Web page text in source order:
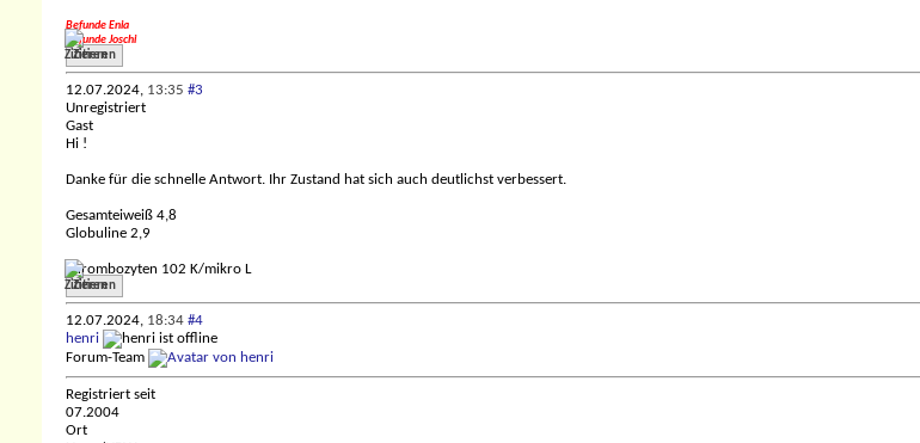
Befunde Enia
Befunde Joschi
Zitieren
12.07.2024, 13:35 #3
Unregistriert
Gast
Hi !
Danke für die schnelle Antwort. Ihr Zustand hat sich auch deutlichst verbessert.
Gesamteiweiß 4,8
Globuline 2,9
Thrombozyten 102 K/mikro L
Zitieren
12.07.2024, 18:34 #4
henri
Forum-Team
Registriert seit
07.2004
Ort